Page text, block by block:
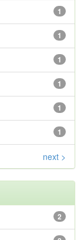
1
1
1
1
1
1
next >
2